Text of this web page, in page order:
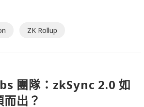
ZK Rollup
團隊：zkSync 2.0 如
出？